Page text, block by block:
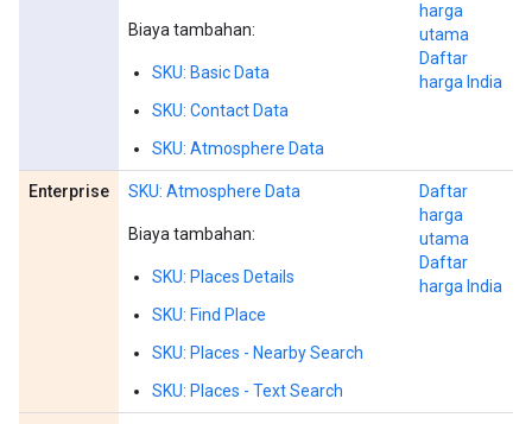
Biaya tambahan:
SKU: Basic Data
SKU: Contact Data
SKU: Atmosphere Data
harga
utama
Daftar
harga India
Enterprise SKU: Atmosphere Data
Biaya tambahan:
SKU: Places Details
SKU: Find Place
SKU: Places - Nearby Search
SKU: Places - Text Search
Daftar
harga
utama
Daftar
harga India